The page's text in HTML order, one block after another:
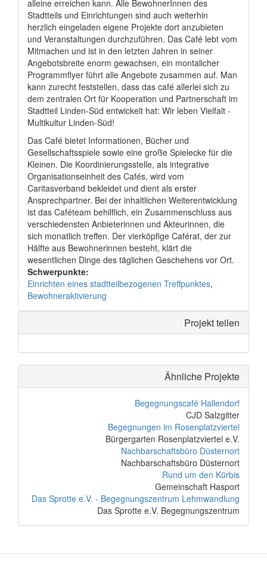
alleine erreichen kann. Alle BewohnerInnen des
Stadtteils und Einrichtungen sind auch weiterhin
herzlich eingeladen eigene Projekte dort anzubieten
und Veranstaltungen durchzuführen. Das Café lebt vom
Mitmachen und ist in den letzten Jahren in seiner
Angebotsbreite enorm gewachsen, ein montalicher
Programmflyer führt alle Angebote zusammen auf. Man
kann zurecht feststellen, dass das café allerlei sich zu
dem zentralen Ort für Kooperation und Partnerschaft im
Stadtteil Linden-Süd entwickelt hat: Wir leben Vielfalt -
Multikultur Linden-Süd!
Das Café bietet Informationen, Bücher und
Gesellschaftsspiele sowie eine große Spielecke für die
Kleinen. Die Koordinierungsstelle, als integrative
Organisationseinheit des Cafés, wird vom
Caritasverband bekleidet und dient als erster
Ansprechpartner. Bei der inhaltlichen Weiterentwicklung
ist das Caféteam behilflich, ein Zusammenschluss aus
verschiedensten Anbieterinnen und Akteurinnen, die
sich monatlich treffen. Der vierköpfige Caférat, der zur
Hälfte aus Bewohnerinnen besteht, klärt die
wesentlichen Dinge des täglichen Geschehens vor Ort.
Schwerpunkte:
Einrichten eines stadtteilbezogenen Treffpunktes,
Bewohneraktivierung
Projekt teilen
Ähnliche Projekte
Begegnungscafé Hallendorf
CJD Salzgitter
Begegnungen im Rosenplatzviertel
Bürgergarten Rosenplatzviertel e.V.
Nachbarschaftsbüro Düsternort
Nachbarschaftsbüro Düsternort
Rund um den Kürbis
Gemeinschaft Hasport
Das Sprotte e.V. - Begegnungszentrum Lehmwandlung
Das Sprotte e.V. Begegnungszentrum